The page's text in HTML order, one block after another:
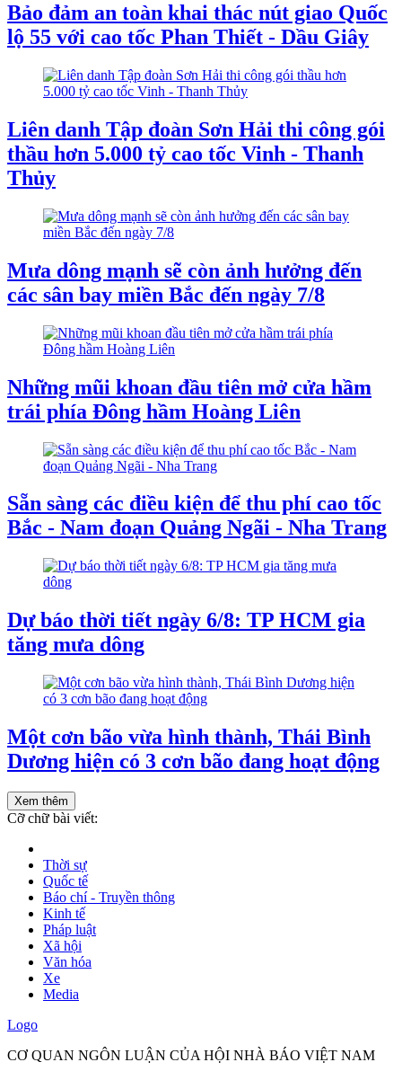
Bảo đảm an toàn khai thác nút giao Quốc
lộ 55 với cao tốc Phan Thiết - Dầu Giây
Liên danh Tập đoàn Sơn Hải thi công gói
thầu hơn 5.000 tỷ cao tốc Vinh - Thanh
Thủy
Mưa dông mạnh sẽ còn ảnh hưởng đến
các sân bay miền Bắc đến ngày 7/8
Những mũi khoan đầu tiên mở cửa hầm
trái phía Đông hầm Hoàng Liên
Sẵn sàng các điều kiện để thu phí cao tốc
Bắc - Nam đoạn Quảng Ngãi - Nha Trang
Dự báo thời tiết ngày 6/8: TP HCM gia
tăng mưa dông
Một cơn bão vừa hình thành, Thái Bình
Dương hiện có 3 cơn bão đang hoạt động
Xem thêm
Cỡ chữ bài viết:
Thời sự
Quốc tế
Báo chí - Truyền thông
Kinh tế
Pháp luật
Xã hội
Văn hóa
Xe
Media
Logo
CƠ QUAN NGÔN LUẬN CỦA HỘI NHÀ BÁO VIỆT NAM